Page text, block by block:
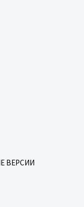
ВЕРСИИ